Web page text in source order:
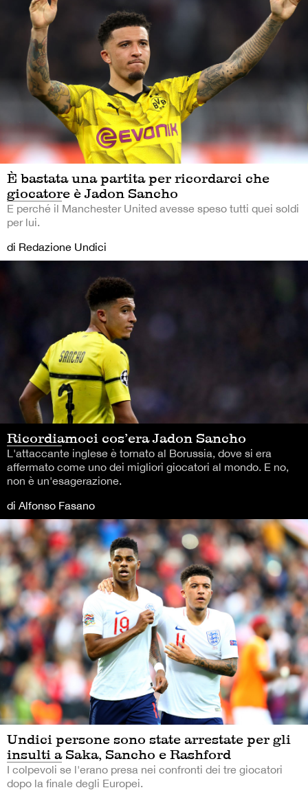
È bastata una partita per ricordarci che
giocatore è Jadon Sancho
E perché il Manchester United avesse speso tutti quei soldi
per lui.
di Redazione Undici
Ricordiamoci cos’era Jadon Sancho
L'attaccante inglese è tornato al Borussia, dove si era
affermato come uno dei migliori giocatori al mondo. E no,
non è un'esagerazione.
di Alfonso Fasano
Undici persone sono state arrestate per gli
insulti a Saka, Sancho e Rashford
I colpevoli se l'erano presa nei confronti dei tre giocatori
dopo la finale degli Europei.